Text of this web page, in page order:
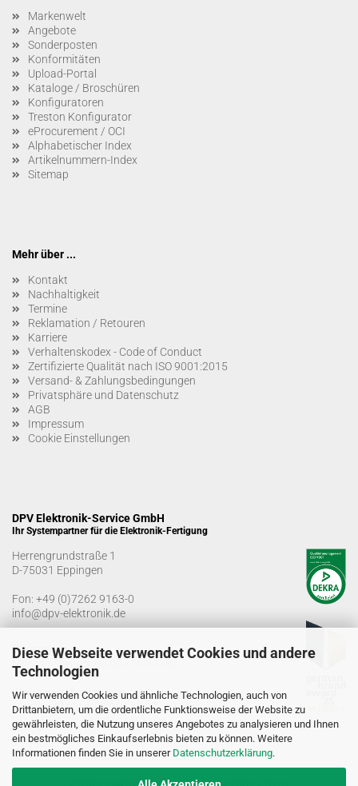
Diese Webseite verwendet Cookies und andere
Technologien
Wir verwenden Cookies und ähnliche Technologien, auch von
Drittanbietern, um die ordentliche Funktionsweise der Website zu
gewährleisten, die Nutzung unseres Angebotes zu analysieren und Ihnen
ein bestmögliches Einkaufserlebnis bieten zu können. Weitere
Informationen finden Sie in unserer Datenschutzerklärung.
Markenwelt
Angebote
Sonderposten
Konformitäten
Upload-Portal
Kataloge / Broschüren
Konfiguratoren
Treston Konfigurator
eProcurement / OCI
Alphabetischer Index
Artikelnummern-Index
Sitemap
Mehr über ...
Kontakt
Nachhaltigkeit
Termine
Reklamation / Retouren
Karriere
Verhaltenskodex - Code of Conduct
Zertifizierte Qualität nach ISO 9001:2015
Versand- & Zahlungsbedingungen
Privatsphäre und Datenschutz
AGB
Impressum
Cookie Einstellungen
DPV Elektronik-Service GmbH
Ihr Systempartner für die Elektronik-Fertigung
Herrengrundstraße 1
D-75031 Eppingen
Fon: +49 (0)7262 9163-0
info@dpv-elektronik.de
Bürozeiten
Montag-Freitag: 08:00 - 16:00 Uhr
Warenannahmezeiten
Montag-Freitag: 07:00 - 12:30 Uhr
13:00 - 15:00 Uhr